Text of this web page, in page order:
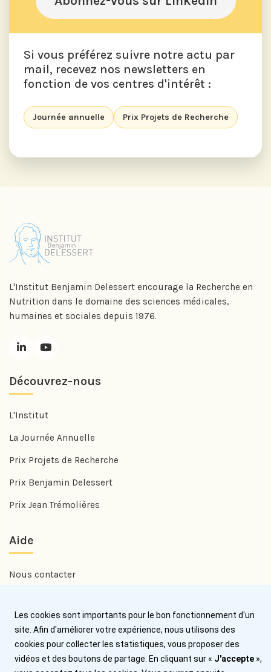
Si vous préférez suivre notre actu par
mail, recevez nos newsletters en
fonction de vos centres d'intérêt :
Journée annuelle Prix Projets de Recherche
L'Institut Benjamin Delessert encourage la Recherche en
Nutrition dans le domaine des sciences médicales,
humaines et sociales depuis 1976.
Découvrez-nous
L'Institut
La Journée Annuelle
Prix Projets de Recherche
Prix Benjamin Delessert
Prix Jean Trémolières
Aide
Nous contacter
Mentions légales
Les cookies sont importants pour le bon fonctionnement d'un
site. Afin d'améliorer votre expérience, nous utilisons des
cookies pour collecter les statistiques, vous proposer des
vidéos et des boutons de partage. En cliquant sur « J'accepte »,